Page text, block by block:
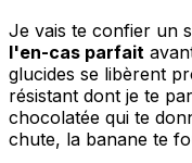
Je vais te confier un
l'en-cas parfait
glucides se libèrent
résistant dont je te
chocolatée qui te
chute, la banane te